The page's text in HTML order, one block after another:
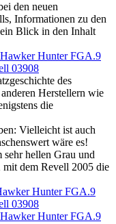
den neuen
Informationen zu den
Blick in den Inhalt
des
Herstellern wie
die
Vielleicht ist auch
wäre es!
sehr hellen Grau und
dem Revell 2005 die